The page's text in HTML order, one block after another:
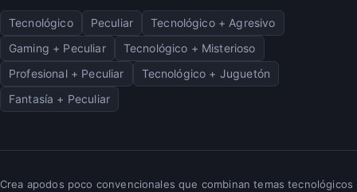
Tecnológico Peculiar
Tecnológico + Agresivo
Gaming + Peculiar
Tecnológico + Misterioso
Profesional + Peculiar
Tecnológico + Juguetón
Fantasía + Peculiar
Crea apodos poco convencionales que combinan temas tecnológicos